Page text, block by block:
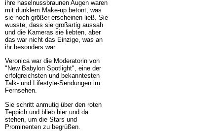
ihre haselnussbraunen Augen waren
mit dunklem Make-up betont, was
sie noch größer erscheinen ließ. Sie
wusste, dass sie großartig aussah
und die Kameras sie liebten, aber
das war nicht das Einzige, was an
ihr besonders war.
Veronica war die Moderatorin von
"New Babylon Spotlight", eine der
erfolgreichsten und bekanntesten
Talk- und Lifestyle-Sendungen im
Fernsehen.
Sie schritt anmutig über den roten
Teppich und blieb hier und da
stehen, um die Stars und
Prominenten zu begrüßen.